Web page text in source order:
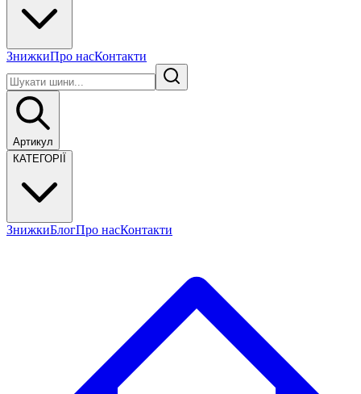
ЗнижкиПро насКонтакти
Артикул
КАТЕГОРІЇ
ЗнижкиБлогПро насКонтакти